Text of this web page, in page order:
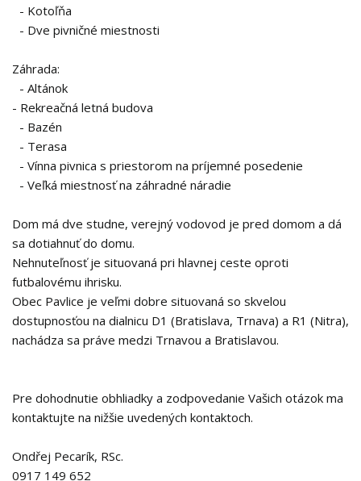
- Kotoľňa
- Dve pivničné miestnosti
Záhrada:
- Altánok
- Rekreačná letná budova
- Bazén
- Terasa
- Vínna pivnica s priestorom na príjemné posedenie
- Veľká miestnosť na záhradné náradie
Dom má dve studne, verejný vodovod je pred domom a dá
sa dotiahnuť do domu.
Nehnuteľnosť je situovaná pri hlavnej ceste oproti
futbalovému ihrisku.
Obec Pavlice je veľmi dobre situovaná so skvelou
dostupnosťou na dialnicu D1 (Bratislava, Trnava) a R1 (Nitra),
nachádza sa práve medzi Trnavou a Bratislavou.
Pre dohodnutie obhliadky a zodpovedanie Vašich otázok ma
kontaktujte na nižšie uvedených kontaktoch.
Ondřej Pecarík, RSc.
0917 149 652